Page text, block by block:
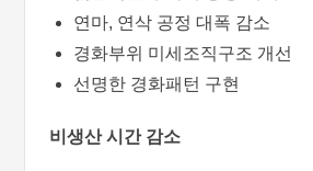
연마, 연삭 공정 대폭 감소
경화부위 미세조직구조 개선
선명한 경화패턴 구현
비생산 시간 감소